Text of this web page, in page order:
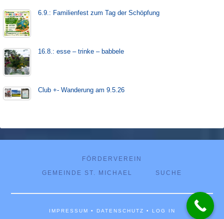
6.9.: Familienfest zum Tag der Schöpfung
16.8.: esse – trinke – babbele
Club +- Wanderung am 9.5.26
FÖRDERVEREIN
GEMEINDE ST. MICHAEL
SUCHE
IMPRESSUM • DATENSCHUTZ • LOG IN